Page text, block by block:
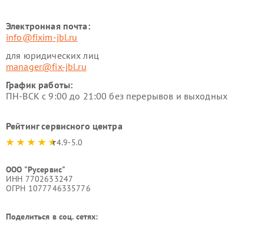
Электронная почта:
info@fixim-jbl.ru
для юридических лиц
manager@fix-jbl.ru
График работы:
ПН-ВСК с 9:00 до 21:00 без перерывов и выходных
Рейтинг сервисного центра
4.9-5.0
ООО "Русервис"
ИНН 7702633247
ОГРН 1077746335776
Поделиться в соц. сетях: